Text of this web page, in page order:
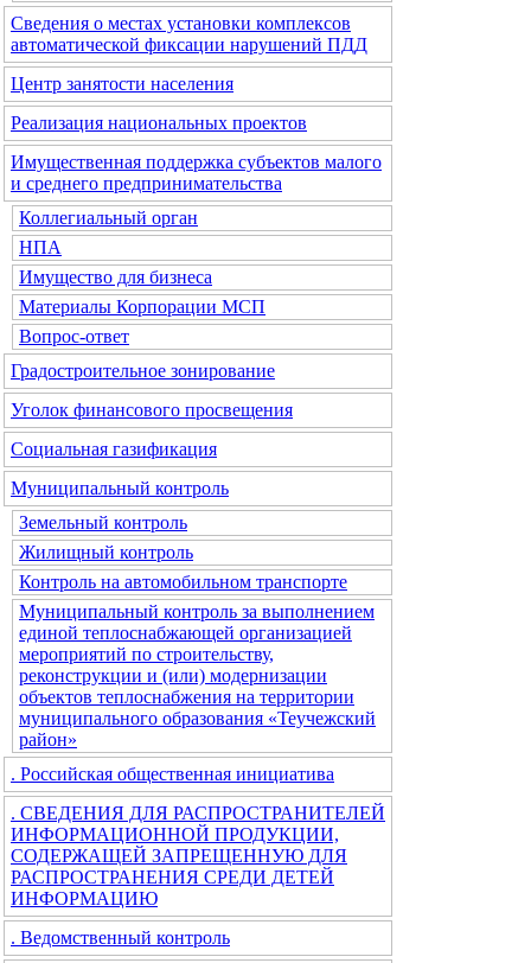
Сведения о местах установки комплексов
автоматической фиксации нарушений ПДД
Центр занятости населения
Реализация национальных проектов
Имущественная поддержка субъектов малого
и среднего предпринимательства
Коллегиальный орган
НПА
Имущество для бизнеса
Материалы Корпорации МСП
Вопрос-ответ
Градостроительное зонирование
Уголок финансового просвещения
Социальная газификация
Муниципальный контроль
Земельный контроль
Жилищный контроль
Контроль на автомобильном транспорте
Муниципальный контроль за выполнением
единой теплоснабжающей организацией
мероприятий по строительству,
реконструкции и (или) модернизации
объектов теплоснабжения на территории
муниципального образования «Теучежский
район»
. Российская общественная инициатива
. СВЕДЕНИЯ ДЛЯ РАСПРОСТРАНИТЕЛЕЙ
ИНФОРМАЦИОННОЙ ПРОДУКЦИИ,
СОДЕРЖАЩЕЙ ЗАПРЕЩЕННУЮ ДЛЯ
РАСПРОСТРАНЕНИЯ СРЕДИ ДЕТЕЙ
ИНФОРМАЦИЮ
. Ведомственный контроль